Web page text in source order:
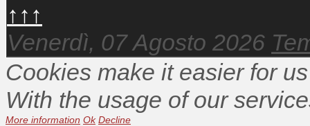
↑↑↑
Venerdì, 07 Agosto 2026
Cookies make it easier for
With the usage of our
More information Ok Decline